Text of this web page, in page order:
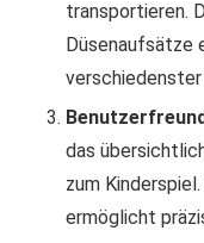
transportieren.
Düsenaufsätze
das
zum
ermöglicht